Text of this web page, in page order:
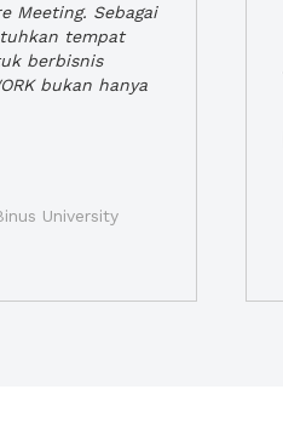
Meeting. Sebagai
tempat
berbisnis
bukan hanya
University